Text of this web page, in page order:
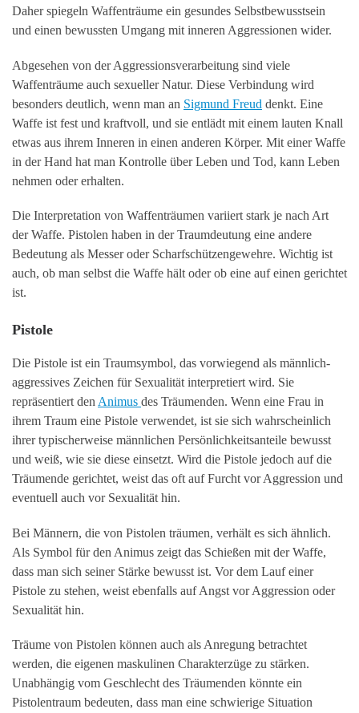
Daher spiegeln Waffenträume ein gesundes Selbstbewusstsein
und einen bewussten Umgang mit inneren Aggressionen wider.
Abgesehen von der Aggressionsverarbeitung sind viele
Waffenträume auch sexueller Natur. Diese Verbindung wird
besonders deutlich, wenn man an Sigmund Freud denkt. Eine
Waffe ist fest und kraftvoll, und sie entlädt mit einem lauten Knall
etwas aus ihrem Inneren in einen anderen Körper. Mit einer Waffe
in der Hand hat man Kontrolle über Leben und Tod, kann Leben
nehmen oder erhalten.
Die Interpretation von Waffenträumen variiert stark je nach Art
der Waffe. Pistolen haben in der Traumdeutung eine andere
Bedeutung als Messer oder Scharfschützengewehre. Wichtig ist
auch, ob man selbst die Waffe hält oder ob eine auf einen gerichtet
ist.
Pistole
Die Pistole ist ein Traumsymbol, das vorwiegend als männlich-
aggressives Zeichen für Sexualität interpretiert wird. Sie
repräsentiert den Animus des Träumenden. Wenn eine Frau in
ihrem Traum eine Pistole verwendet, ist sie sich wahrscheinlich
ihrer typischerweise männlichen Persönlichkeitsanteile bewusst
und weiß, wie sie diese einsetzt. Wird die Pistole jedoch auf die
Träumende gerichtet, weist das oft auf Furcht vor Aggression und
eventuell auch vor Sexualität hin.
Bei Männern, die von Pistolen träumen, verhält es sich ähnlich.
Als Symbol für den Animus zeigt das Schießen mit der Waffe,
dass man sich seiner Stärke bewusst ist. Vor dem Lauf einer
Pistole zu stehen, weist ebenfalls auf Angst vor Aggression oder
Sexualität hin.
Träume von Pistolen können auch als Anregung betrachtet
werden, die eigenen maskulinen Charakterzüge zu stärken.
Unabhängig vom Geschlecht des Träumenden könnte ein
Pistolentraum bedeuten, dass man eine schwierige Situation